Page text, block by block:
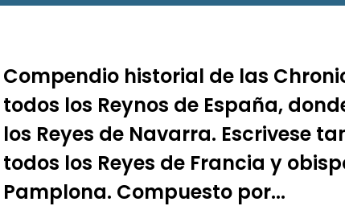
Compendio historial de las
todos los Reynos de España,
los Reyes de Navarra. Escrivese
todos los Reyes de Francia y
Pamplona. Compuesto por...